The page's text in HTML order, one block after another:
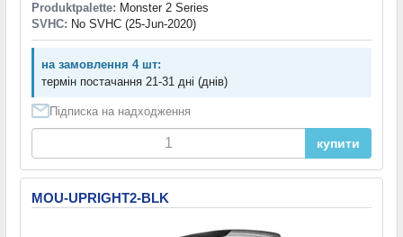
Produktpalette: Monster 2 Series
SVHC: No SVHC (25-Jun-2020)
на замовлення 4 шт:
термін постачання 21-31 дні (днів)
Підписка на надходження
купити
MOU-UPRIGHT2-BLK